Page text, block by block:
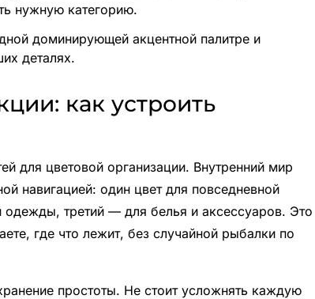
нужную категорию.
доминирующей акцентной палитре и
деталях.
как устроить
для цветовой организации. Внутренний мир
навигацией: один цвет для повседневной
третий — для белья и аксессуаров. Это
где что лежит, без случайной рыбалки по
простоты. Не стоит усложнять каждую